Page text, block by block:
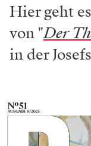
Hier geht
von "Der
in der